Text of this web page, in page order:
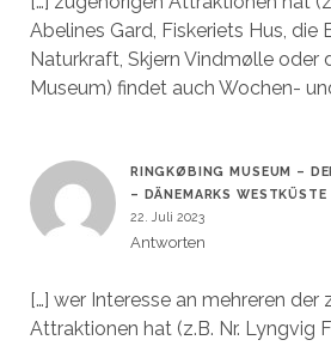
Abelines Gard, Fiskeriets Hus, die
Naturkraft, Skjern Vindmølle oder
Museum) findet auch Wochen-
RINGKØBING MUSEUM –
– DÄNEMARKS WESTKÜSTE
22. Juli 2023
Antworten
[…] wer Interesse an mehreren der
Attraktionen hat (z.B. Nr. Lyngvig